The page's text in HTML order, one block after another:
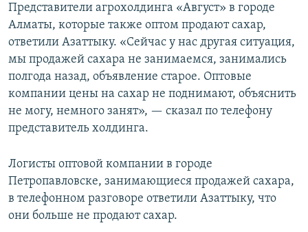
Представители агрохолдинга «Август» в городе
Алматы, которые также оптом продают сахар,
ответили Азаттыку. «Сейчас у нас другая ситуация,
мы продажей сахара не занимаемся, занимались
полгода назад, объявление старое. Оптовые
компании цены на сахар не поднимают, объяснить
не могу, немного занят», — сказал по телефону
представитель холдинга.
Логисты оптовой компании в городе
Петропавловске, занимающиеся продажей сахара,
в телефонном разговоре ответили Азаттыку, что
они больше не продают сахар.